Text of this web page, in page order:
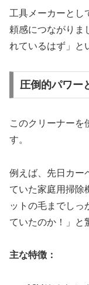
工具メーカーとし
頼感につながりま
れているはず」と
圧倒的パワー
このクリーナーを
す。
例えば、先日カー
ていた家庭用掃除
ットの毛までしっ
ていたのか！」と
主な特徴：